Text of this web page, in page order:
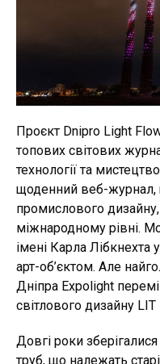
Проєкт Dnipro Light
топових світових
технології та
щоденний веб-журнал,
промислового дизайну,
міжнародному рівні.
імені Карла Лібкнехта
арт-об’єктом. Але
Дніпра Expolight
світлового дизайну
Довгі роки
труб, що належать